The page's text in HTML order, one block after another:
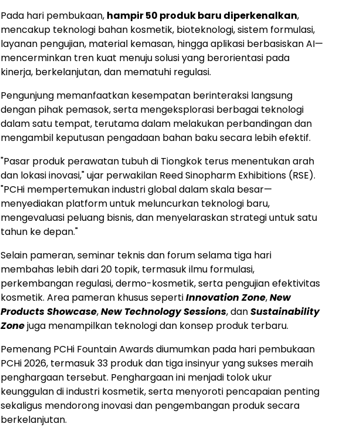
Pada hari pembukaan, hampir 50 produk baru diperkenalkan,
mencakup teknologi bahan kosmetik, bioteknologi, sistem formulasi,
layanan pengujian, material kemasan, hingga aplikasi berbasiskan AI—
mencerminkan tren kuat menuju solusi yang berorientasi pada
kinerja, berkelanjutan, dan mematuhi regulasi.
Pengunjung memanfaatkan kesempatan berinteraksi langsung
dengan pihak pemasok, serta mengeksplorasi berbagai teknologi
dalam satu tempat, terutama dalam melakukan perbandingan dan
mengambil keputusan pengadaan bahan baku secara lebih efektif.
"Pasar produk perawatan tubuh di Tiongkok terus menentukan arah
dan lokasi inovasi," ujar perwakilan Reed Sinopharm Exhibitions (RSE).
"PCHi mempertemukan industri global dalam skala besar—
menyediakan platform untuk meluncurkan teknologi baru,
mengevaluasi peluang bisnis, dan menyelaraskan strategi untuk satu
tahun ke depan."
Selain pameran, seminar teknis dan forum selama tiga hari
membahas lebih dari 20 topik, termasuk ilmu formulasi,
perkembangan regulasi, dermo-kosmetik, serta pengujian efektivitas
kosmetik. Area pameran khusus sepertiInnovation Zone,New
Products Showcase,New Technology Sessions, danSustainability
Zonejuga menampilkan teknologi dan konsep produk terbaru.
Pemenang PCHi Fountain Awards diumumkan pada hari pembukaan
PCHi 2026, termasuk 33 produk dan tiga insinyur yang sukses meraih
penghargaan tersebut. Penghargaan ini menjadi tolok ukur
keunggulan di industri kosmetik, serta menyoroti pencapaian penting
sekaligus mendorong inovasi dan pengembangan produk secara
berkelanjutan.